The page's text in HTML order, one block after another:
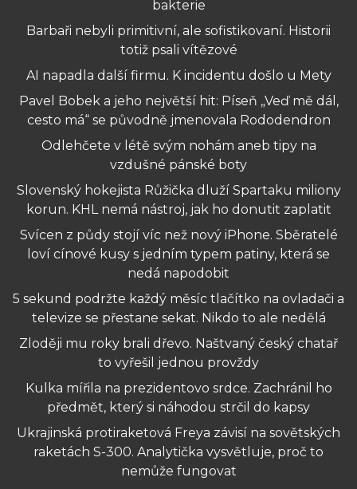
bakterie
Barbaři nebyli primitivní, ale sofistikovaní. Historii
totiž psali vítězové
AI napadla další firmu. K incidentu došlo u Mety
Pavel Bobek a jeho největší hit: Píseň „Veď mě dál,
cesto má“ se původně jmenovala Rododendron
Odlehčete v létě svým nohám aneb tipy na
vzdušné pánské boty
Slovenský hokejista Růžička dluží Spartaku miliony
korun. KHL nemá nástroj, jak ho donutit zaplatit
Svícen z půdy stojí víc než nový iPhone. Sběratelé
loví cínové kusy s jedním typem patiny, která se
nedá napodobit
5 sekund podržte každý měsíc tlačítko na ovladači a
televize se přestane sekat. Nikdo to ale nedělá
Zloději mu roky brali dřevo. Naštvaný český chatař
to vyřešil jednou provždy
Kulka mířila na prezidentovo srdce. Zachránil ho
předmět, který si náhodou strčil do kapsy
Ukrajinská protiraketová Freya závisí na sovětských
raketách S-300. Analytička vysvětluje, proč to
nemůže fungovat